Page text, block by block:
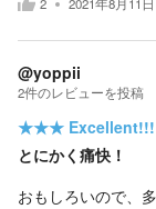
2 2021年8月11
@yoppii
2件のレビューを投稿
★★★ Excellent!!!
とにかく痛快！
おもしろいので、